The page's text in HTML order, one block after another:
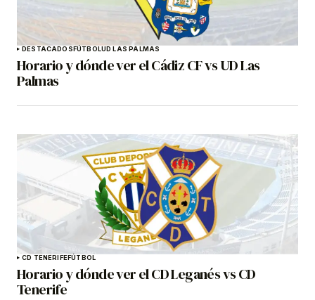
DESTACADOSFÚTBOLUD LAS PALMAS
Horario y dónde ver el Cádiz CF vs UD Las
Palmas
CD TENERIFEFÚTBOL
Horario y dónde ver el CD Leganés vs CD
Tenerife